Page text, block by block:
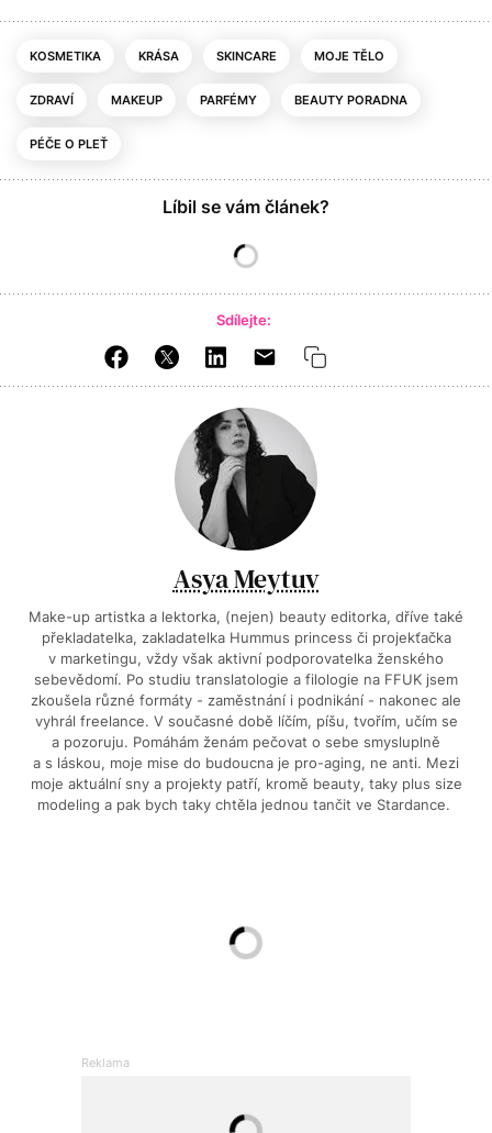
KOSMETIKA KRÁSA SKINCARE MOJE TĚLO
ZDRAVÍ MAKEUP PARFÉMY BEAUTY PORADNA
PÉČE O PLEŤ
Líbil se vám článek?
Sdílejte:
Asya Meytuv
Make-up artistka a lektorka, (nejen) beauty editorka, dříve také
překladatelka, zakladatelka Hummus princess či projekťačka
v marketingu, vždy však aktivní podporovatelka ženského
sebevědomí. Po studiu translatologie a filologie na FFUK jsem
zkoušela různé formáty - zaměstnání i podnikání - nakonec ale
vyhrál freelance. V současné době líčím, píšu, tvořím, učím se
a pozoruju. Pomáhám ženám pečovat o sebe smysluplně
a s láskou, moje mise do budoucna je pro-aging, ne anti. Mezi
moje aktuální sny a projekty patří, kromě beauty, taky plus size
modeling a pak bych taky chtěla jednou tančit ve Stardance.